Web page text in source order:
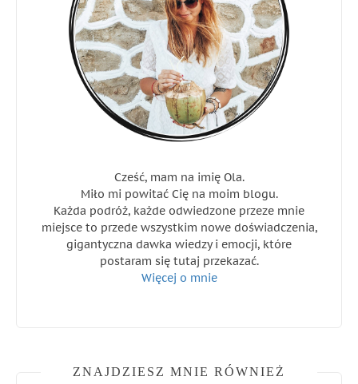
Cześć, mam na imię Ola.
Miło mi powitać Cię na moim blogu.
Każda podróż, każde odwiedzone przeze mnie
miejsce to przede wszystkim nowe doświadczenia,
gigantyczna dawka wiedzy i emocji, które
postaram się tutaj przekazać.
Więcej o mnie
ZNAJDZIESZ MNIE RÓWNIEŻ